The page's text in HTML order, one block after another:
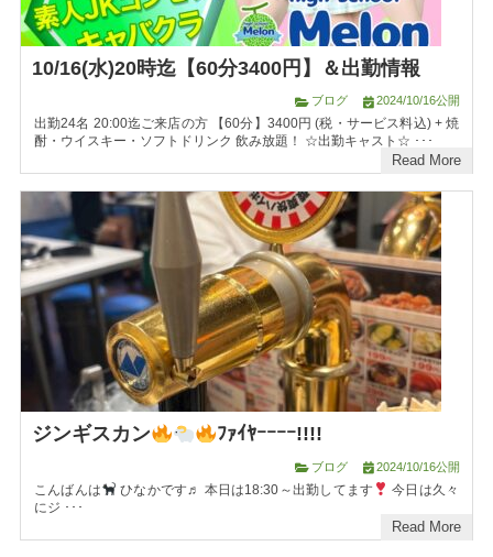
10/16(水)20時迄【60分3400円】＆出勤情報
ブログ 2024/10/16公開
出勤24名 20:00迄ご来店の方 【60分】3400円 (税・サービス料込) + 焼
酎・ウイスキー・ソフトドリンク 飲み放題！ ☆出勤キャスト☆ ･･･
Read More
ジンギスカン ﾌｧｲﾔｰｰｰｰ!!!!
ブログ 2024/10/16公開
こんばんは ひなかです♬ 本日は18:30～出勤してます
今日は久々
にジ ･･･
Read More